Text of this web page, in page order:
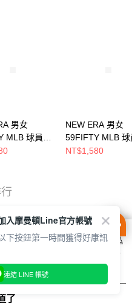
男女
MLB 球員帽
NEW ERA 男女
59FIFTY MLB 球
運動家
NT$1,580
用 cookie 方式之詳情，及若您不希
cookie 設定，請參閱本網站「
隱私
站即表示您同意本公司得按本網站使
了
入摩曼頓Line官方帳號
下按鈕第一時間獲得好康訊
連結 LINE 帳號